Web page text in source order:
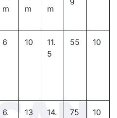
m
m
m
6 10
11.
5
55 10
6.
13
14.
75 10